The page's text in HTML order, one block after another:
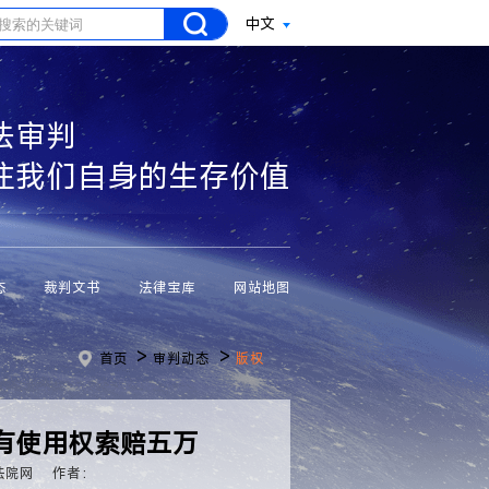
中文
审判
我们自身的生存价值
裁判文书 法律宝库 网站地图
首页 >审判动态 >版权
使用权索赔五万
院网 作者：